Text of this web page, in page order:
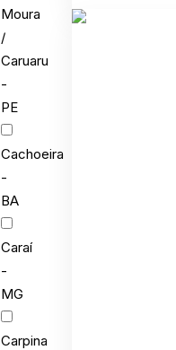
Moura
/
Caruaru
-
PE
Cachoeira
-
BA
Caraí
-
MG
Carpina